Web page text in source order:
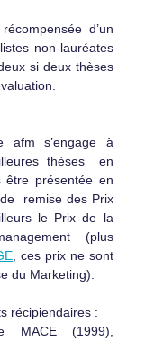
d’un
non-lauréates
si deux thèses
afm s’engage à
thèses en
être présentée en
remise des Prix
le Prix de la
(plus
, ces prix ne sont
du Marketing).
récipiendaires :
MACE (1999),